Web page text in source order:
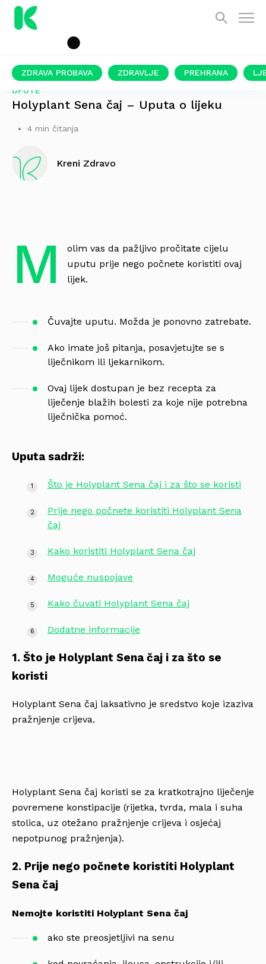
ZDRAVA PROBAVA ZDRAVLJE PREHRANA
UPUTE
Holyplant Sena čaj – Uputa o lijeku
4 min čitanja
Kreni Zdravo
M
olim vas da pažljivo pročitate cijelu
uputu prije nego počnete koristiti ovaj
lijek.
Čuvajte uputu. Možda je ponovno zatrebate.
Ako imate još pitanja, posavjetujte se s
liječnikom ili ljekarnikom.
Ovaj lijek dostupan je bez recepta za
liječenje blažih bolesti za koje nije potrebna
liječnička pomoć.
Uputa sadrži:
Što je Holyplant Sena čaj i za što se koristi
Prije nego počnete koristiti Holyplant Sena
čaj
Kako koristiti Holyplant Sena čaj
Moguće nuspojave
Kako čuvati Holyplant Sena čaj
Dodatne informacije
1. Što je Holyplant Sena čaj i za što se
koristi
Holyplant Sena čaj laksativno je sredstvo koje izaziva
pražnjenje crijeva.
Holyplant Sena čaj koristi se za kratkotrajno liječenje
povremene konstipacije (rijetka, tvrda, mala i suha
stolica, uz otežano pražnjenje crijeva i osjećaj
nepotpunog pražnjenja).
2. Prije nego počnete koristiti Holyplant
Sena čaj
Nemojte koristiti Holyplant Sena čaj
ako ste preosjetljivi na senu